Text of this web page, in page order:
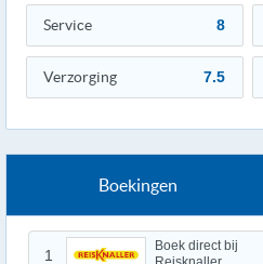
Service 8
Verzorging 7.5
Boekingen
1
Boek direct bij